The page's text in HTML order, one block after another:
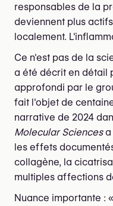
responsables de la
deviennent plus
localement.
Ce n'est pas de la
a été décrit en détail
approfondi par le
fait l'objet de
narrative de 2024
Molecular Sciencesa
les effets
collagène, la
multiples affections
Nuance importante :